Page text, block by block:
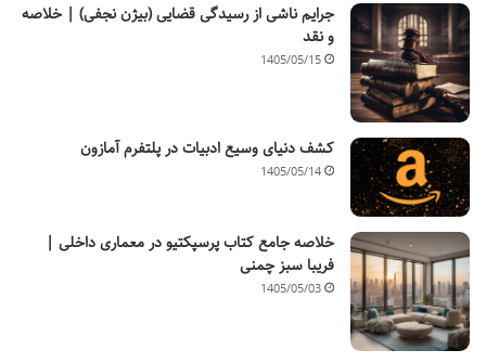
جرایم ناشی از رسیدگی قضایی (بیژن نجفی) | خلاصه
و نقد
1405/05/15
کشف دنیای وسیع ادبیات در پلتفرم آمازون
1405/05/14
خلاصه جامع کتاب پرسپکتیو در معماری داخلی |
فریبا سبز چمنی
1405/05/03